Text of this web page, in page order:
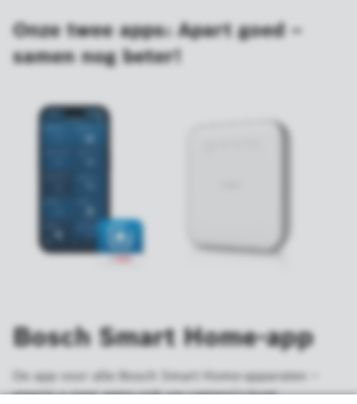
Onze twee apps: Apart goed –
samen nog beter!
Bosch Smart Home-app
De app voor alle Bosch Smart Home-apparaten –
waarin u naar wens ook uw camera’s kunt